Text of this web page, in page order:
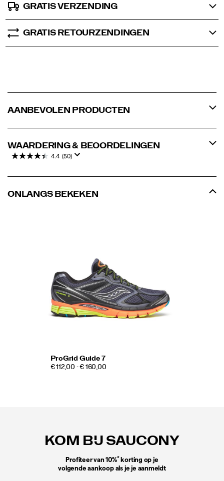
GRATIS VERZENDING
GRATIS RETOURZENDINGEN
AANBEVOLEN PRODUCTEN
WAARDERING & BEOORDELINGEN
4.4 (50)
ONLANGS BEKEKEN
ProGrid Guide 7
€ 112,00 - € 160,00
KOM BIJ SAUCONY
Profiteer van 10%* korting op je
volgende aankoop als je je aanmeldt